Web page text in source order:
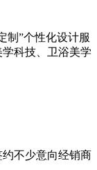
制”个性化设计服
科技、卫浴美学
不少意向经销商